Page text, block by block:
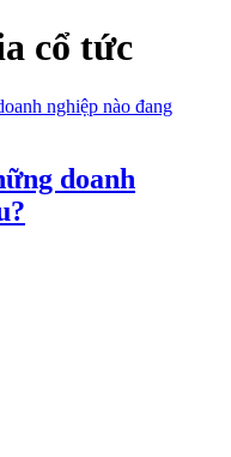
cổ tức
doanh